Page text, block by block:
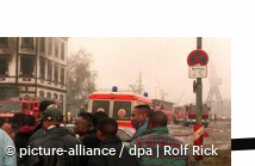
©picture-alliance / dpa | Rolf Rick